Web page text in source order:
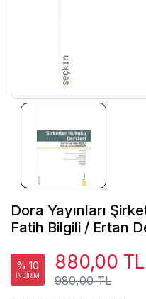
Dora Yayınları
Fatih Bilgili / Ertan
% 10
İNDİRİM 980,00 TL
880,00 TL